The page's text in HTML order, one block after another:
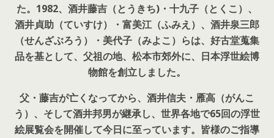
た。 1982、酒井藤吉（とうきち)・十九子（とくこ）、
酒井貞助（ていすけ）・富美江（ふみえ）、酒井泉三郎
（せんざぶろう）・美代子（みよこ）らは、好古堂蒐集
品を基として、父祖の地、松本市郊外に、日本浮世絵博
物館を創立しました。
父・藤吉が亡くなってから、酒井信夫・雁高（がんこ
う）、そして酒井邦男が継承し、世界各地で65回の浮世
絵展覧会を開催して今日に至っています。皆様のご指導